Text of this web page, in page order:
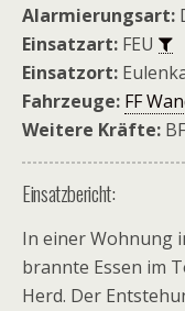
Alarmierungsart:
Einsatzart: FEU
Einsatzort:
Fahrzeuge: FF
Weitere Kräfte:
Einsatzbericht:
In einer Wohnung
brannte Essen im
Herd. Der